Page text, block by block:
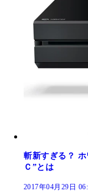
斬新すぎる？
Ｃ”とは
2017年04月29日